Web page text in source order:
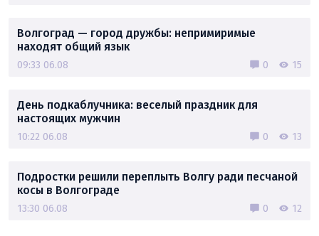
Волгоград — город дружбы: непримиримые
находят общий язык
09:33 06.08 0 15
День подкаблучника: веселый праздник для
настоящих мужчин
10:22 06.08 0 13
Подростки решили переплыть Волгу ради песчаной
косы в Волгограде
13:30 06.08 0 12